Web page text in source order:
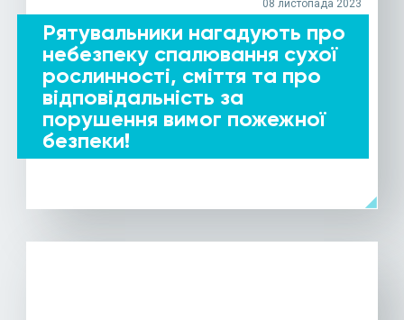
08 листопада 2023
Рятувальники нагадують про
небезпеку спалювання сухої
рослинності, сміття та про
відповідальність за
порушення вимог пожежної
безпеки!
arrow_left